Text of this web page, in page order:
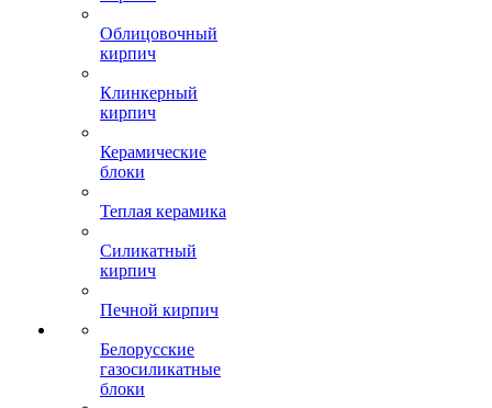
Облицовочный
кирпич
Клинкерный
кирпич
Керамические
блоки
Теплая керамика
Силикатный
кирпич
Печной кирпич
Белорусские
газосиликатные
блоки